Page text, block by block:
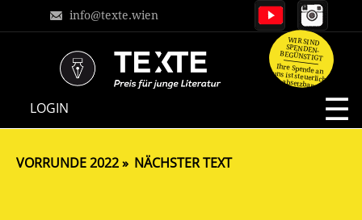
info@texte.wien
LOGIN
WIR SIND
SPENDEN-
BEGÜNSTIGT
Ihre Spende an
uns ist steuerlich
absetzbar.
VORRUNDE 2022 NÄCHSTER TEXT